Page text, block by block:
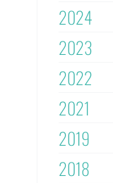
2024
2023
2022
2021
2019
2018